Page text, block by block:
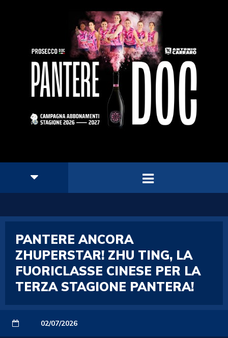
PANTERE ANCORA
ZHUPERSTAR! ZHU TING, LA
FUORICLASSE CINESE PER LA
TERZA STAGIONE PANTERA!
02/07/2026